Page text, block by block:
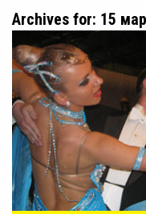
Archives for: 15